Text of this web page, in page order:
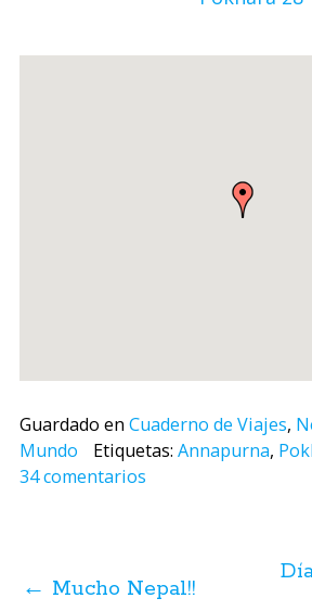
Guardado en Cuaderno de Viajes,
Mundo
Etiquetas: Annapurna,
34 comentarios
posts
← Mucho Nepal!!